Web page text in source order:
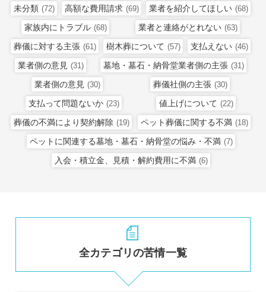
未分類 (72) 高額な費用請求 (69) 業者を紹介してほしい (68)
家族内にトラブル (68) 業者と連絡がとれない (63)
葬儀に対する主張 (61) 樹木葬について (57) 支払えない (46)
業者側の意見 (31) 墓地・墓石・納骨堂業者側の主張 (31)
業者側の意見 (30) 葬儀社側の主張 (30)
支払って問題ないか (23) 値上げについて (22)
葬儀の不満により契約解除 (19) ペット葬儀に関する不満 (18)
ペットに関連する墓地・墓石・納骨堂の悩み・不満 (7)
入会・積立金、見積・解約費用に不満 (6)
全カテゴリの苦情一覧